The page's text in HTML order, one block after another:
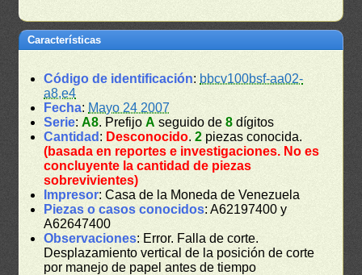
Características
Código de identificación: bbcv100bsf-aa02-
a8,e4
Fecha: Mayo 24 2007
Serie:A8. PrefijoA seguido de8 dígitos
Cantidad : Desconocido.2 piezas conocida.
(basada en reportes e investigaciones. No es
concluyente la cantidad de piezas
sobrevivientes)
Impresor: Casa de la Moneda de Venezuela
Piezas o casos conocidos: A62197400 y
A62647400
Observaciones: Error. Falla de corte.
Desplazamiento vertical de la posición de corte
por manejo de papel antes de tiempo